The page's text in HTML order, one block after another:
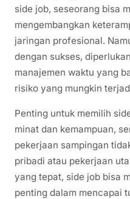
side job, seseorang bisa
mengembangkan
jaringan profesional.
dengan sukses,
manajemen waktu yang
risiko yang mungkin
Penting untuk memilih
minat dan kemampuan,
pekerjaan sampingan
pribadi atau pekerjaan
yang tepat, side job bisa
penting dalam mencapai